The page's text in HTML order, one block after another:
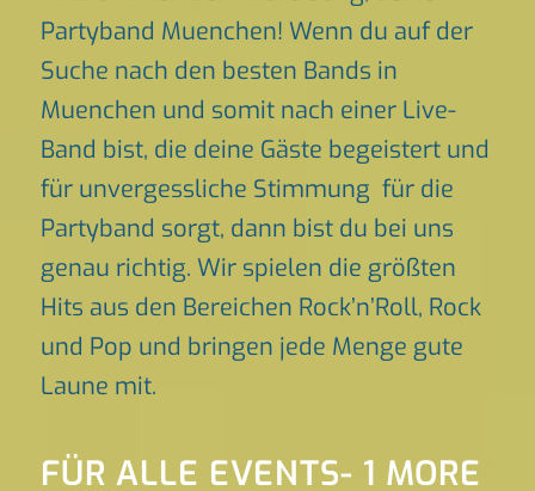
Partyband Muenchen! Wenn du auf der
Suche nach den besten Bands in
Muenchen und somit nach einer Live-
Band bist, die deine Gäste begeistert und
für unvergessliche Stimmung für die
Partyband sorgt, dann bist du bei uns
genau richtig. Wir spielen die größten
Hits aus den Bereichen Rock’n’Roll, Rock
und Pop und bringen jede Menge gute
Laune mit.
FÜR ALLE EVENTS- 1 MORE